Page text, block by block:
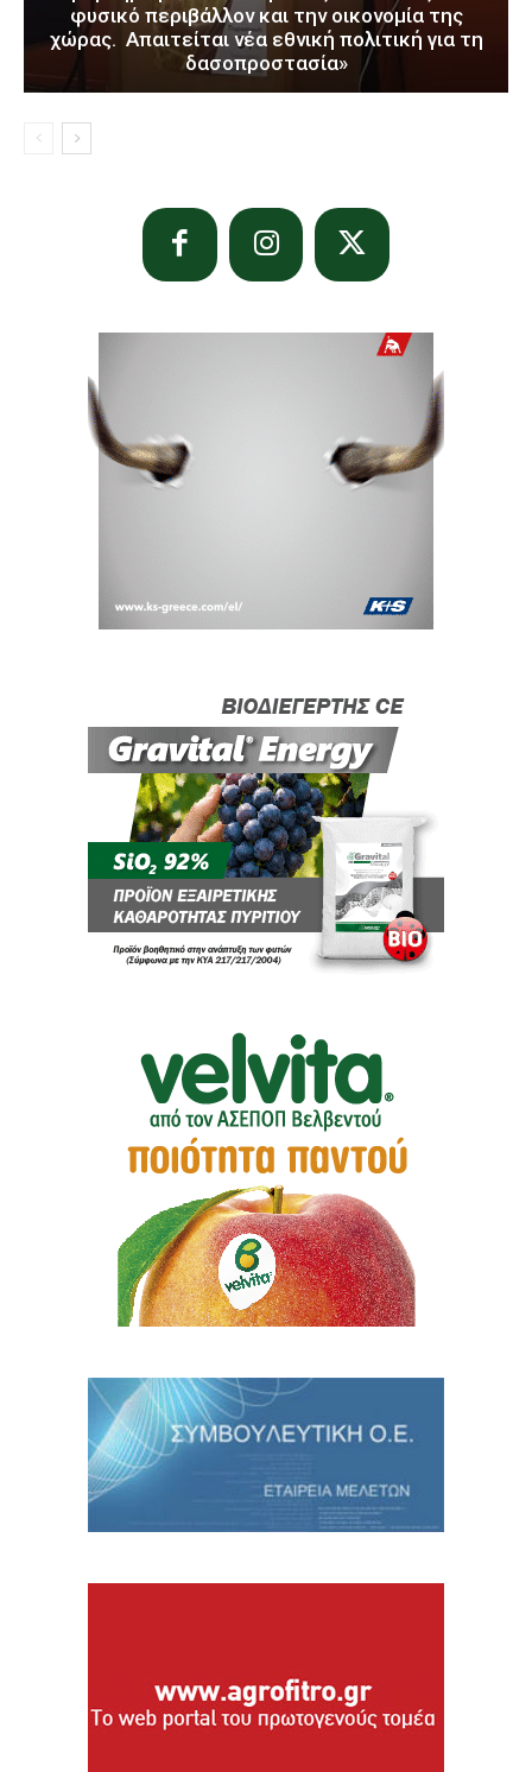
φυσικό περιβάλλον και την οικονομία της
χώρας. Απαιτείται νέα εθνική πολιτική για τη
δασοπροστασία»